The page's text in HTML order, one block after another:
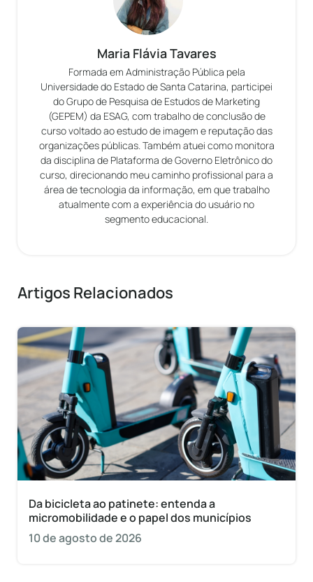
Maria Flávia Tavares
Formada em Administração Pública pela
Universidade do Estado de Santa Catarina, participei
do Grupo de Pesquisa de Estudos de Marketing
(GEPEM) da ESAG, com trabalho de conclusão de
curso voltado ao estudo de imagem e reputação das
organizações públicas. Também atuei como monitora
da disciplina de Plataforma de Governo Eletrônico do
curso, direcionando meu caminho profissional para a
área de tecnologia da informação, em que trabalho
atualmente com a experiência do usuário no
segmento educacional.
Artigos Relacionados
Da bicicleta ao patinete: entenda a
micromobilidade e o papel dos municípios
10 de agosto de 2026